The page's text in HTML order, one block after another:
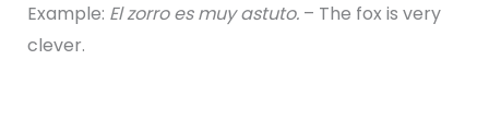
Example: El zorro es muy astuto.– The fox is very
clever.